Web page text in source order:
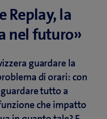
Replay, la
nel futuro»
guardare la
di orari: con
tutto a
che impatto